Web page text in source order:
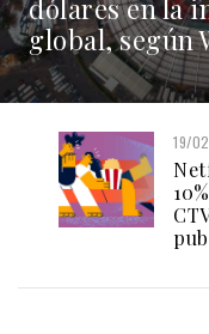
dólares en la
global, según
19/